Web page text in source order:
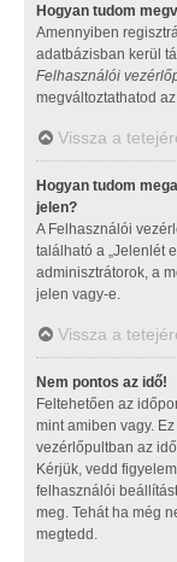
Hogyan tudom
Amennyiben
adatbázisban kerül
Felhasználói
megváltoztathatod
Vissza a
Hogyan tudom
jelen?
A Felhasználói
található a „Jelenlét
adminisztrátorok, a
jelen vagy-e.
Vissza a
Nem pontos az idő!
Feltehetően az
mint amiben vagy.
vezérlőpultban az
Kérjük, vedd
felhasználói
meg. Tehát ha még
megtedd.